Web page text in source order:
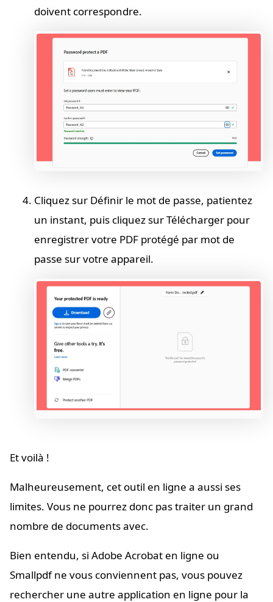
doivent correspondre.
Cliquez sur Définir le mot de passe, patientez
un instant, puis cliquez sur Télécharger pour
enregistrer votre PDF protégé par mot de
passe sur votre appareil.
Et voilà !
Malheureusement, cet outil en ligne a aussi ses
limites. Vous ne pourrez donc pas traiter un grand
nombre de documents avec.
Bien entendu, si Adobe Acrobat en ligne ou
Smallpdf ne vous conviennent pas, vous pouvez
rechercher une autre application en ligne pour la